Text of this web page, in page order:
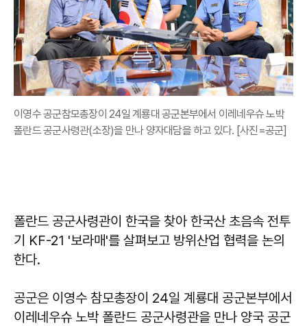
이영수 공군참모총장이 24일 계룡대 공군본부에서 이레네우슈 노박
폴란드 공군사령관(소장)을 만나 양자대담을 하고 있다. [사진=공군]
폴란드 공군사령관이 한국을 찾아 한국산 초음속 전투
기 KF-21 '보라매'를 살펴보고 방위산업 협력을 논의
한다.
공군은 이영수 참모총장이 24일 계룡대 공군본부에서
이레네우슈 노박 폴란드 공군사령관을 만나 양국 공군